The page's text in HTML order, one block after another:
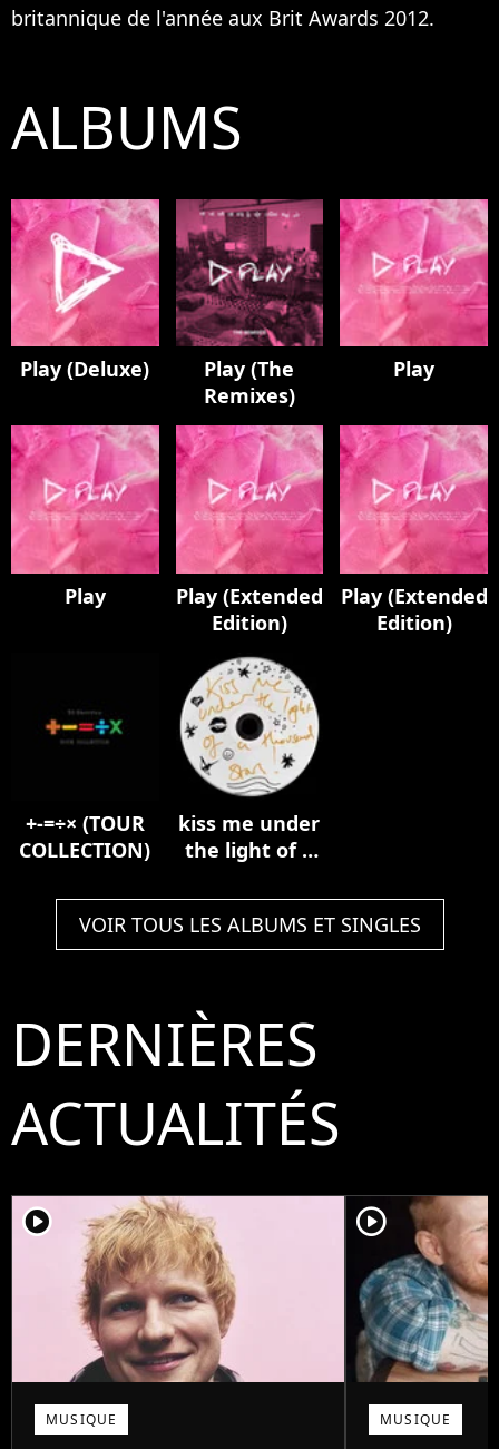
britannique de l'année aux Brit Awards 2012.
ALBUMS
Play (Deluxe)
Play (The
Remixes)
Play
Play
Play (Extended
Edition)
Play (Extended
Edition)
+-=÷× (TOUR
COLLECTION)
kiss me under
the light of a
stars
VOIR TOUS LES ALBUMS ET SINGLES
DERNIÈRES
ACTUALITÉS
player2
MUSIQUE
player2
MUSIQUE